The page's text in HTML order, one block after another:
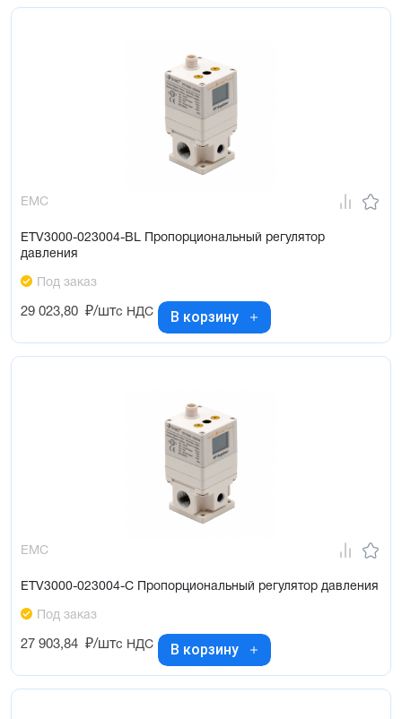
EMC
ETV3000-023004-BL Пропорциональный регулятор
давления
Под заказ
29 023,80 ₽/штс НДС В корзину
EMC
ETV3000-023004-C Пропорциональный регулятор давления
Под заказ
27 903,84 ₽/штс НДС В корзину